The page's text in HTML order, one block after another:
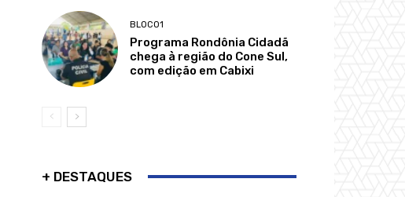
BLOCO1
Programa Rondônia Cidadã
chega à região do Cone Sul,
com edição em Cabixi
+ DESTAQUES